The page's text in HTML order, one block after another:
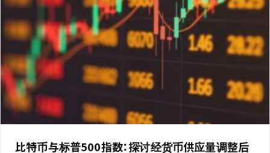
比特币与标普500指数：探讨经货币供应量调整后